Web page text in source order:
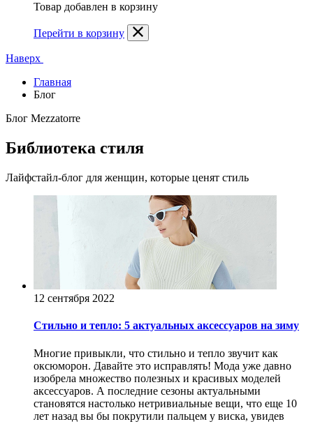
Товар добавлен в корзину
Перейти в корзину
Наверх
Главная
Блог
Блог Mezzatorre
Библиотека стиля
Лайфстайл-блог для женщин, которые ценят стиль
12 сентября 2022
Стильно и тепло: 5 актуальных аксессуаров на зиму
Многие привыкли, что стильно и тепло звучит как
оксюморон. Давайте это исправлять! Мода уже давно
изобрела множество полезных и красивых моделей
аксессуаров. А последние сезоны актуальными
становятся настолько нетривиальные вещи, что еще 10
лет назад вы бы покрутили пальцем у виска, увидев